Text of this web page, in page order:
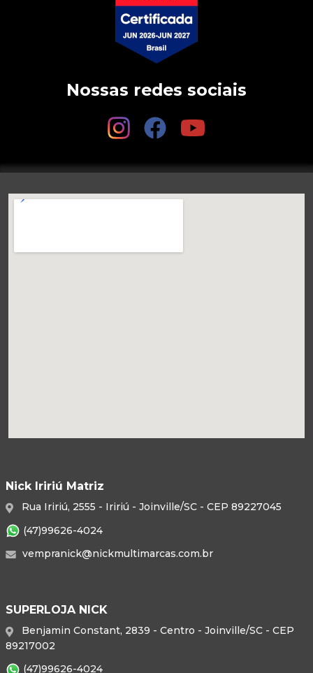
Nossas redes sociais
Nick Iririú Matriz
Rua Iririú, 2555 - Iririú - Joinville/SC - CEP 89227045
(47)99626-4024
vempranick@nickmultimarcas.com.br
SUPERLOJA NICK
Benjamin Constant, 2839 - Centro - Joinville/SC - CEP
89217002
(47)99626-4024